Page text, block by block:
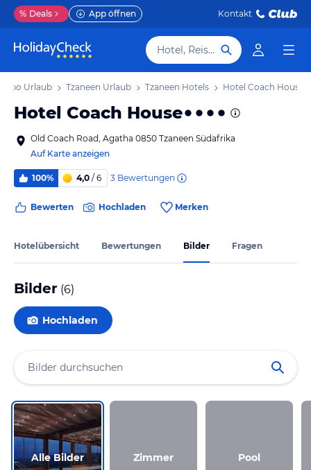
% Deals App öffnen Kontakt
Hotel, Reiseziel
Urlaub Tzaneen Urlaub Tzaneen Hotels Hotel Coach House
Hotel Coach House
Old Coach Road, Agatha 0850 Tzaneen Südafrika
Auf Karte anzeigen
100% 4,0 / 6 3 Bewertungen
Bewerten Hochladen Merken
Hotelübersicht Bewertungen Bilder Fragen
Bilder (6)
Hochladen
Alle Bilder Zimmer Pool